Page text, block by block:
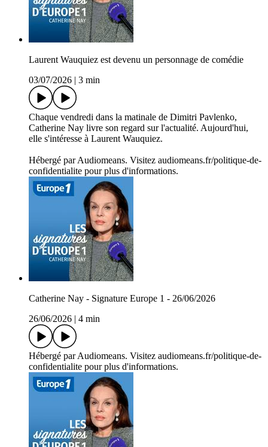
Laurent Wauquiez est devenu un personnage de comédie
03/07/2026
3 min
Chaque vendredi dans la matinale de Dimitri Pavlenko,
Catherine Nay livre son regard sur l'actualité. Aujourd'hui,
elle s'intéresse à Laurent Wauquiez.
Hébergé par Audiomeans. Visitez audiomeans.fr/politique-de-
confidentialite pour plus d'informations.
Catherine Nay - Signature Europe 1 - 26/06/2026
26/06/2026
4 min
Hébergé par Audiomeans. Visitez audiomeans.fr/politique-de-
confidentialite pour plus d'informations.